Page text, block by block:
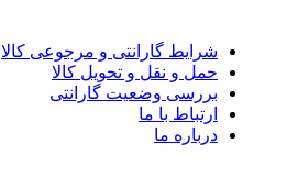
شرایط گارانتی و مرجوعی کالا
حمل و نقل و تحویل کالا
بررسی وضعیت گارانتی
ارتباط با ما
درباره ما